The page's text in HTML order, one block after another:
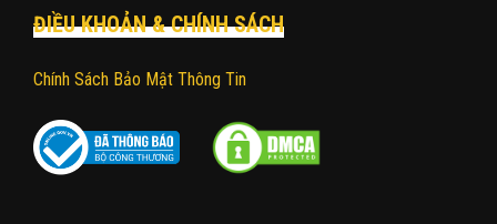
ĐIỀU KHOẢN & CHÍNH SÁCH
Chính Sách Bảo Mật Thông Tin